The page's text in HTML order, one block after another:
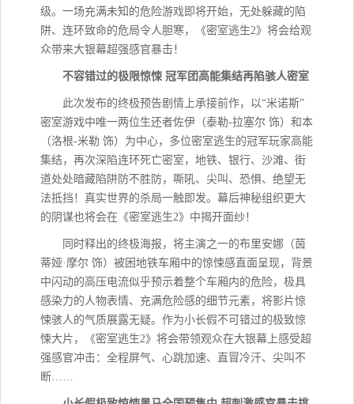
级。一场充满未知的危险游戏即将开始，无处躲藏的陷
阱、连环致命的危局令人胆寒，《密室逃生2》将会给观
众带来大银幕超强感官暴击！
不容错过的极限惊悚 冠军团高能集结再陷骇人密室
此次发布的终极预告剧情上承接前作，以“米诺斯”
密室游戏中唯一两位生还者佐伊（泰勒-拉塞尔 饰）和本
（洛根-米勒 饰）为中心，多位密室逃生的冠军玩家高能
集结，再次深陷连环死亡密室，地铁、银行、沙滩、街
道处处暗藏陷阱防不胜防，嘶吼、尖叫、恐惧、绝望无
法抵挡！真实世界的杀局一触即发。幕后神秘组织更大
的阴谋也将会在《密室逃生2》中揭开面纱！
同时释出的终极海报，将主演之一的布里安娜（茵
蒂娅·摩尔 饰）被困地铁车厢中的惊悚感直面呈现，背景
中闪动的高压电流似乎预示着整个车厢内的危险，极具
感染力的人物表情、充满危险感的细节元素，将影片惊
悚骇人的气质展露无疑。作为小长假不可错过的极致惊
悚大片，《密室逃生2》将会带领观众在大银幕上感受超
强感官冲击：全程屏气、心跳加速、直冒冷汗、尖叫不
断……